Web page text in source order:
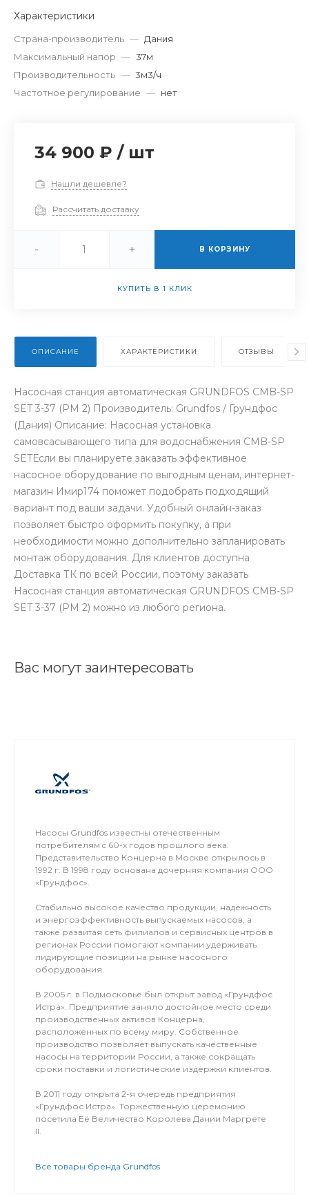
Характеристики
Страна-производитель — Дания
Максимальный напор — 37м
Производительность — 3м3/ч
Частотное регулирование — нет
34 900 ₽ / шт
Нашли дешевле?
Рассчитать доставку
- + В КОРЗИНУ
КУПИТЬ В 1 КЛИК
ОПИСАНИЕ ХАРАКТЕРИСТИКИ ОТЗЫВЫ
Насосная станция автоматическая GRUNDFOS CMB-SP
SET 3-37 (PM 2) Производитель: Grundfos / Грундфос
(Дания) Описание: Насосная установка
самовсасывающего типа для водоснабжения CMB-SP
SETЕсли вы планируете заказать эффективное
насосное оборудование по выгодным ценам, интернет-
магазин Имир174 поможет подобрать подходящий
вариант под ваши задачи. Удобный онлайн-заказ
позволяет быстро оформить покупку, а при
необходимости можно дополнительно запланировать
монтаж оборудования. Для клиентов доступна
Доставка ТК по всей России, поэтому заказать
Насосная станция автоматическая GRUNDFOS CMB-SP
SET 3-37 (PM 2) можно из любого региона.
Вас могут заинтересовать
Насосы Grundfos известны отечественным
потребителям c 60-х годов прошлого века.
Представительство Концерна в Москве открылось в
1992 г. В 1998 году основана дочерняя компания ООО
«Грундфос».
Стабильно высокое качество продукции, надёжность
и энергоэффективность выпускаемых насосов, а
также развитая сеть филиалов и сервисных центров в
регионах России помогают компании удерживать
лидирующие позиции на рынке насосного
оборудования.
В 2005 г. в Подмосковье был открыт завод «Грундфос
Истра». Предприятие заняло достойное место среди
производственных активов Концерна,
расположенных по всему миру. Собственное
производство позволяет выпускать качественные
насосы на территории России, а также сокращать
сроки поставки и логистические издержки клиентов.
В 2011 году открыта 2-я очередь предприятия
«Грундфос Истра». Торжественную церемонию
посетила Её Величество Королева Дании Маргрете
II.
Все товары бренда Grundfos